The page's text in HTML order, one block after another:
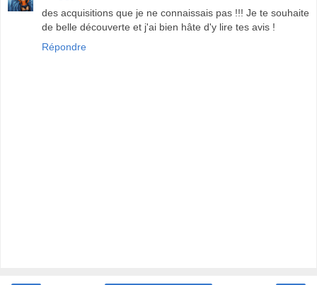
des acquisitions que je ne connaissais pas !!! Je te souhaite
de belle découverte et j'ai bien hâte d'y lire tes avis !
Répondre